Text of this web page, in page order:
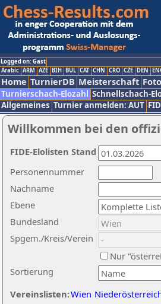
Logged on: Gast
Arabic ARM AZE BIH BUL CAT CHN CRO CZE DEN
Home TurnierDB Meisterschaft
Turnierschach-Elozahl Schnellschach-
Allgemeines Turnier anmelden: AUT
Willkommen bei den
Nachname
Ebene
Sortierung
Personennummer
Bundesland
Spgem./Kreis/Verein
Nur
Vereinslisten:Wien
FIDE-Elolisten Stand